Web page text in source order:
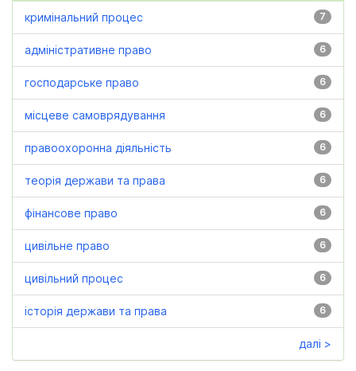
7
кримінальний процес
6
адміністративне право
6
господарське право
6
місцеве самоврядування
6
правоохоронна діяльність
6
теорія держави та права
6
фінансове право
6
цивільне право
6
цивільний процес
6
історія держави та права
далі >